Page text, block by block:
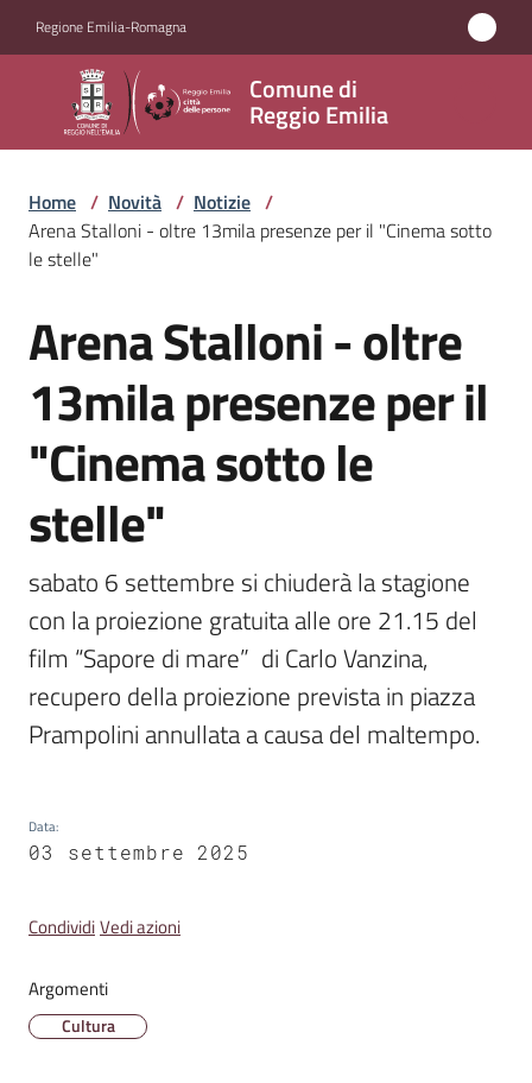
Regione Emilia-Romagna
Comune di
Reggio Emilia
Comune
di
Reggio
Emilia
Servizi
Novità
Menu selezionato
Vivere
Reggio
Emilia
Tutti
gli
argomenti
T
u
s
o
Home / Novità / Notizie /
Arena Stalloni - oltre 13mila presenze per il "Cinema sotto
le stelle"
Salta al contenuto
Arena Stalloni - oltre
13mila presenze per il
"Cinema sotto le
stelle"
sabato 6 settembre si chiuderà la stagione
con la proiezione gratuita alle ore 21.15 del
film “Sapore di mare”  di Carlo Vanzina,
recupero della proiezione prevista in piazza
Prampolini annullata a causa del maltempo.
Data:
03 settembre 2025
CondividiVedi azioni
Argomenti
Cultura